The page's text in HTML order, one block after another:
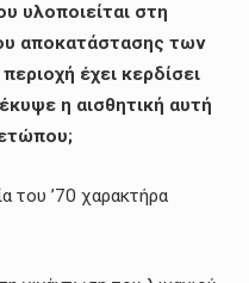
υλοποιείται στη
αποκατάστασης των
έχει κερδίσει
η αισθητική αυτή
του ’70 χαρακτήρα